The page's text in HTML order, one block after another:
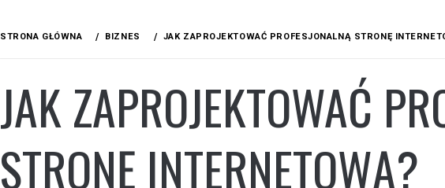
STRONA GŁÓWNA BIZNES JAK ZAPROJEKTOWAĆ PROFESJONALNĄ STRONĘ
JAK ZAPROJEKTOWAĆ
STRONĘ INTERNETOWĄ?